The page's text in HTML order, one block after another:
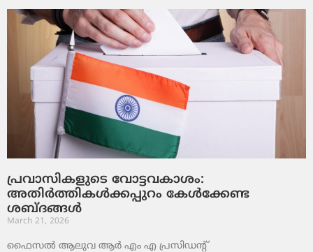
പ്രവാസികളുടെ വോട്ടവകാശം:
അതിർത്തികൾക്കപ്പുറം കേൾക്കേണ്ട
ശബ്ദങ്ങൾ
March 21, 2026
ഫൈസൽ ആലുവ ആർ എം എ പ്രസിഡന്റ്